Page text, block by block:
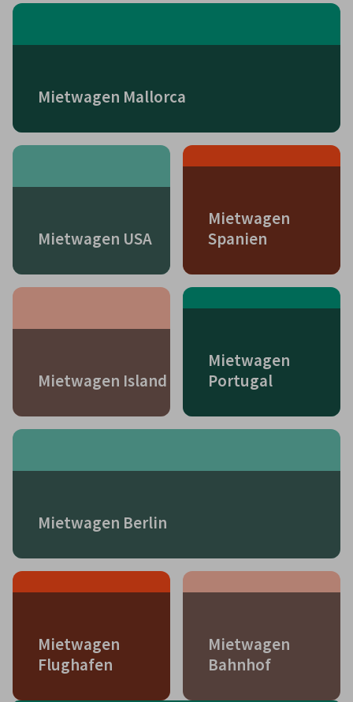
Mietwagen Mallorca
Mietwagen USA
Mietwagen
Spanien
Mietwagen Island
Mietwagen
Portugal
Mietwagen Berlin
Mietwagen
Flughafen
Mietwagen
Bahnhof